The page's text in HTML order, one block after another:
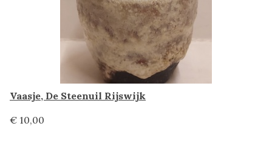
Vaasje, De Steenuil Rijswijk
€ 10,00